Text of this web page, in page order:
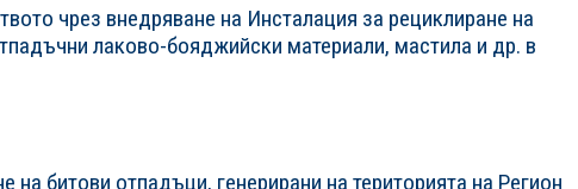
чрез внедряване на Инсталация за рециклиране на
лаково-бояджийски материали, мастила и др. в
на битови отпадъци, генерирани на територията на Регион